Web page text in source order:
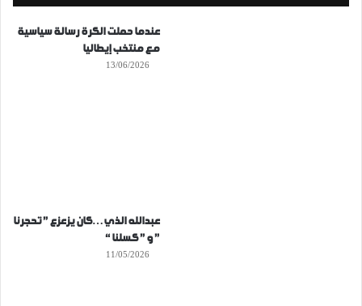
عندما حملت الكرة رسالة سياسية
مع منتخب إيطاليا
13/06/2026
عبدالله الذي…كان يزعزع ” تحجرنا
” و ” كسلنا “
11/05/2026